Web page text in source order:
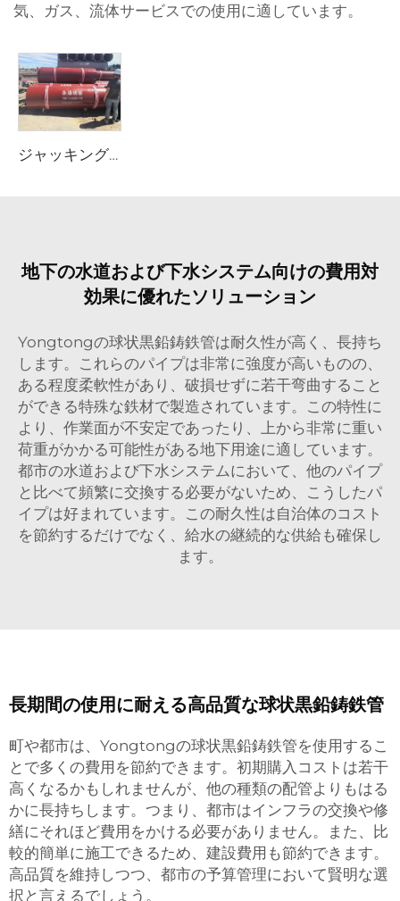
気、ガス、流体サービスでの使用に適しています。
ジャッキングパイプ
地下の水道および下水システム向けの費用対
効果に優れたソリューション
Yongtongの球状黒鉛鋳鉄管は耐久性が高く、長持ち
します。これらのパイプは非常に強度が高いものの、
ある程度柔軟性があり、破損せずに若干弯曲すること
ができる特殊な鉄材で製造されています。この特性に
より、作業面が不安定であったり、上から非常に重い
荷重がかかる可能性がある地下用途に適しています。
都市の水道および下水システムにおいて、他のパイプ
と比べて頻繁に交換する必要がないため、こうしたパ
イプは好まれています。この耐久性は自治体のコスト
を節約するだけでなく、給水の継続的な供給も確保し
ます。
長期間の使用に耐える高品質な球状黒鉛鋳鉄管
町や都市は、Yongtongの球状黒鉛鋳鉄管を使用するこ
とで多くの費用を節約できます。初期購入コストは若干
高くなるかもしれませんが、他の種類の配管よりもはる
かに長持ちします。つまり、都市はインフラの交換や修
繕にそれほど費用をかける必要がありません。また、比
較的簡単に施工できるため、建設費用も節約できます。
高品質を維持しつつ、都市の予算管理において賢明な選
択と言えるでしょう。